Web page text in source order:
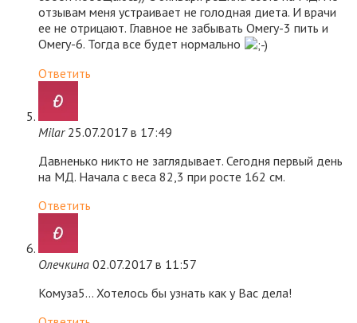
отзывам меня устраивает не голодная диета. И врачи
ее не отрицают. Главное не забывать Омегу-3 пить и
Омегу-6. Тогда все будет нормально
Ответить
Milar 25.07.2017 в 17:49
Давненько никто не заглядывает. Сегодня первый день
на МД. Начала с веса 82,3 при росте 162 см.
Ответить
Олечкина 02.07.2017 в 11:57
Комуза5… Хотелось бы узнать как у Вас дела!